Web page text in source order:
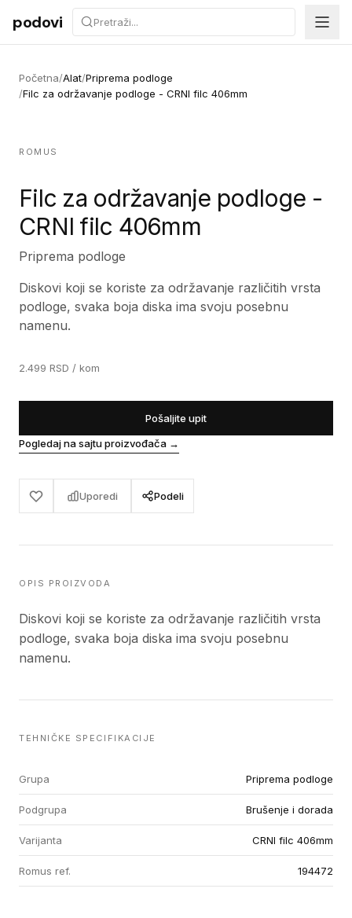
Preskoči na sadržaj
podovi
Početna/Alat/Priprema podloge
/Filc za održavanje podloge - CRNI filc 406mm
ROMUS
Filc za održavanje podloge -
CRNI filc 406mm
Priprema podloge
Diskovi koji se koriste za održavanje različitih vrsta
podloge, svaka boja diska ima svoju posebnu
namenu.
2.499 RSD / kom
Pošaljite upit
Pogledaj na sajtu proizvođača →
Uporedi Podeli
OPIS PROIZVODA
Diskovi koji se koriste za održavanje različitih vrsta
podloge, svaka boja diska ima svoju posebnu
namenu.
TEHNIČKE SPECIFIKACIJE
Grupa Priprema podloge
Podgrupa Brušenje i dorada
Varijanta CRNI filc 406mm
Romus ref. 194472